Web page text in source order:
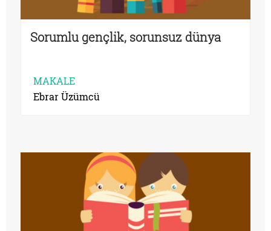
Sorumlu gençlik, sorunsuz dünya
MAKALE
Ebrar Üzümcü